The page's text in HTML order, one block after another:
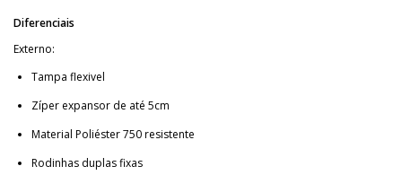
Diferenciais
Externo:
Tampa flexivel
Zíper expansor de até 5cm
Material Poliéster 750 resistente
Rodinhas duplas fixas